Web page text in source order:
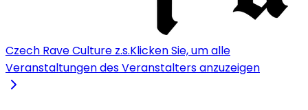
Czech Rave Culture z.s.Klicken Sie, um alle
Veranstaltungen des Veranstalters anzuzeigen